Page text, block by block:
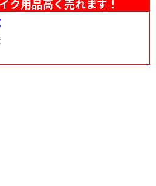
ク用品高く売れます！